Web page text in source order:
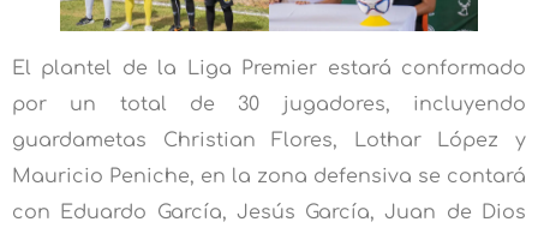
El plantel de la Liga Premier estará conformado
por un total de 30 jugadores, incluyendo
guardametas Christian Flores, Lothar López y
Mauricio Peniche, en la zona defensiva se contará
con Eduardo García, Jesús García, Juan de Dios